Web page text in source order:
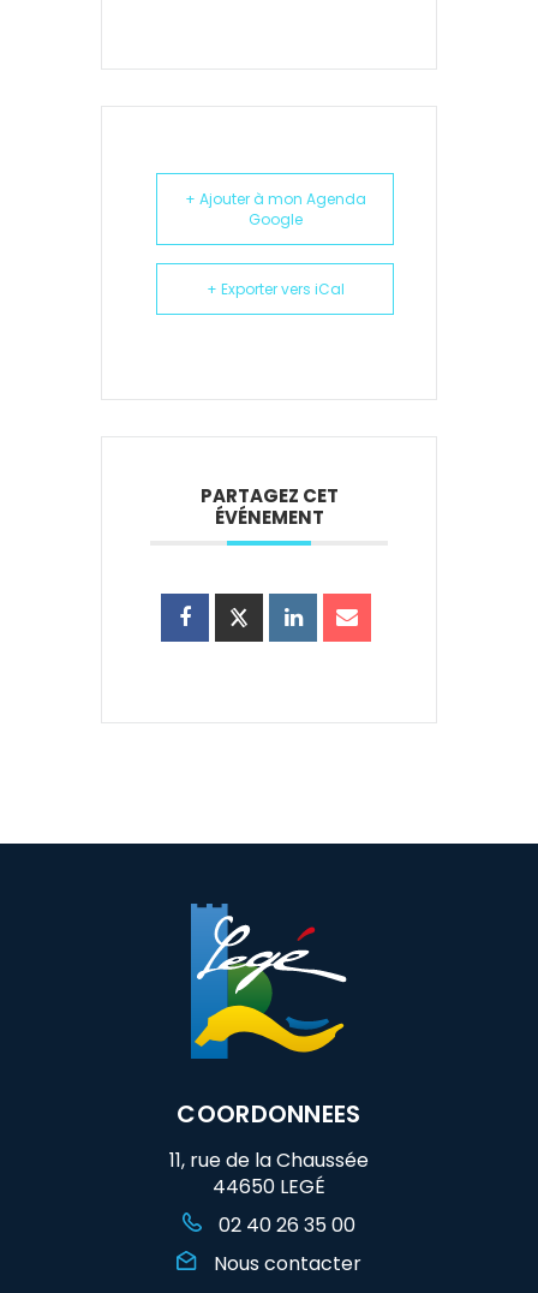
+ Ajouter à mon Agenda
Google
+ Exporter vers iCal
PARTAGEZ CET
ÉVÉNEMENT
COORDONNEES
11, rue de la Chaussée
44650 LEGÉ
02 40 26 35 00
Nous contacter